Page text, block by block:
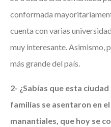
conformada
cuenta con varias
muy interesante. Asimismo,
más grande del país.
2- ¿Sabías que esta
familias se asentaron en
manantiales, que hoy se